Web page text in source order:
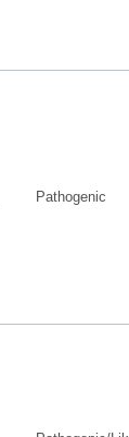
Pathogenic